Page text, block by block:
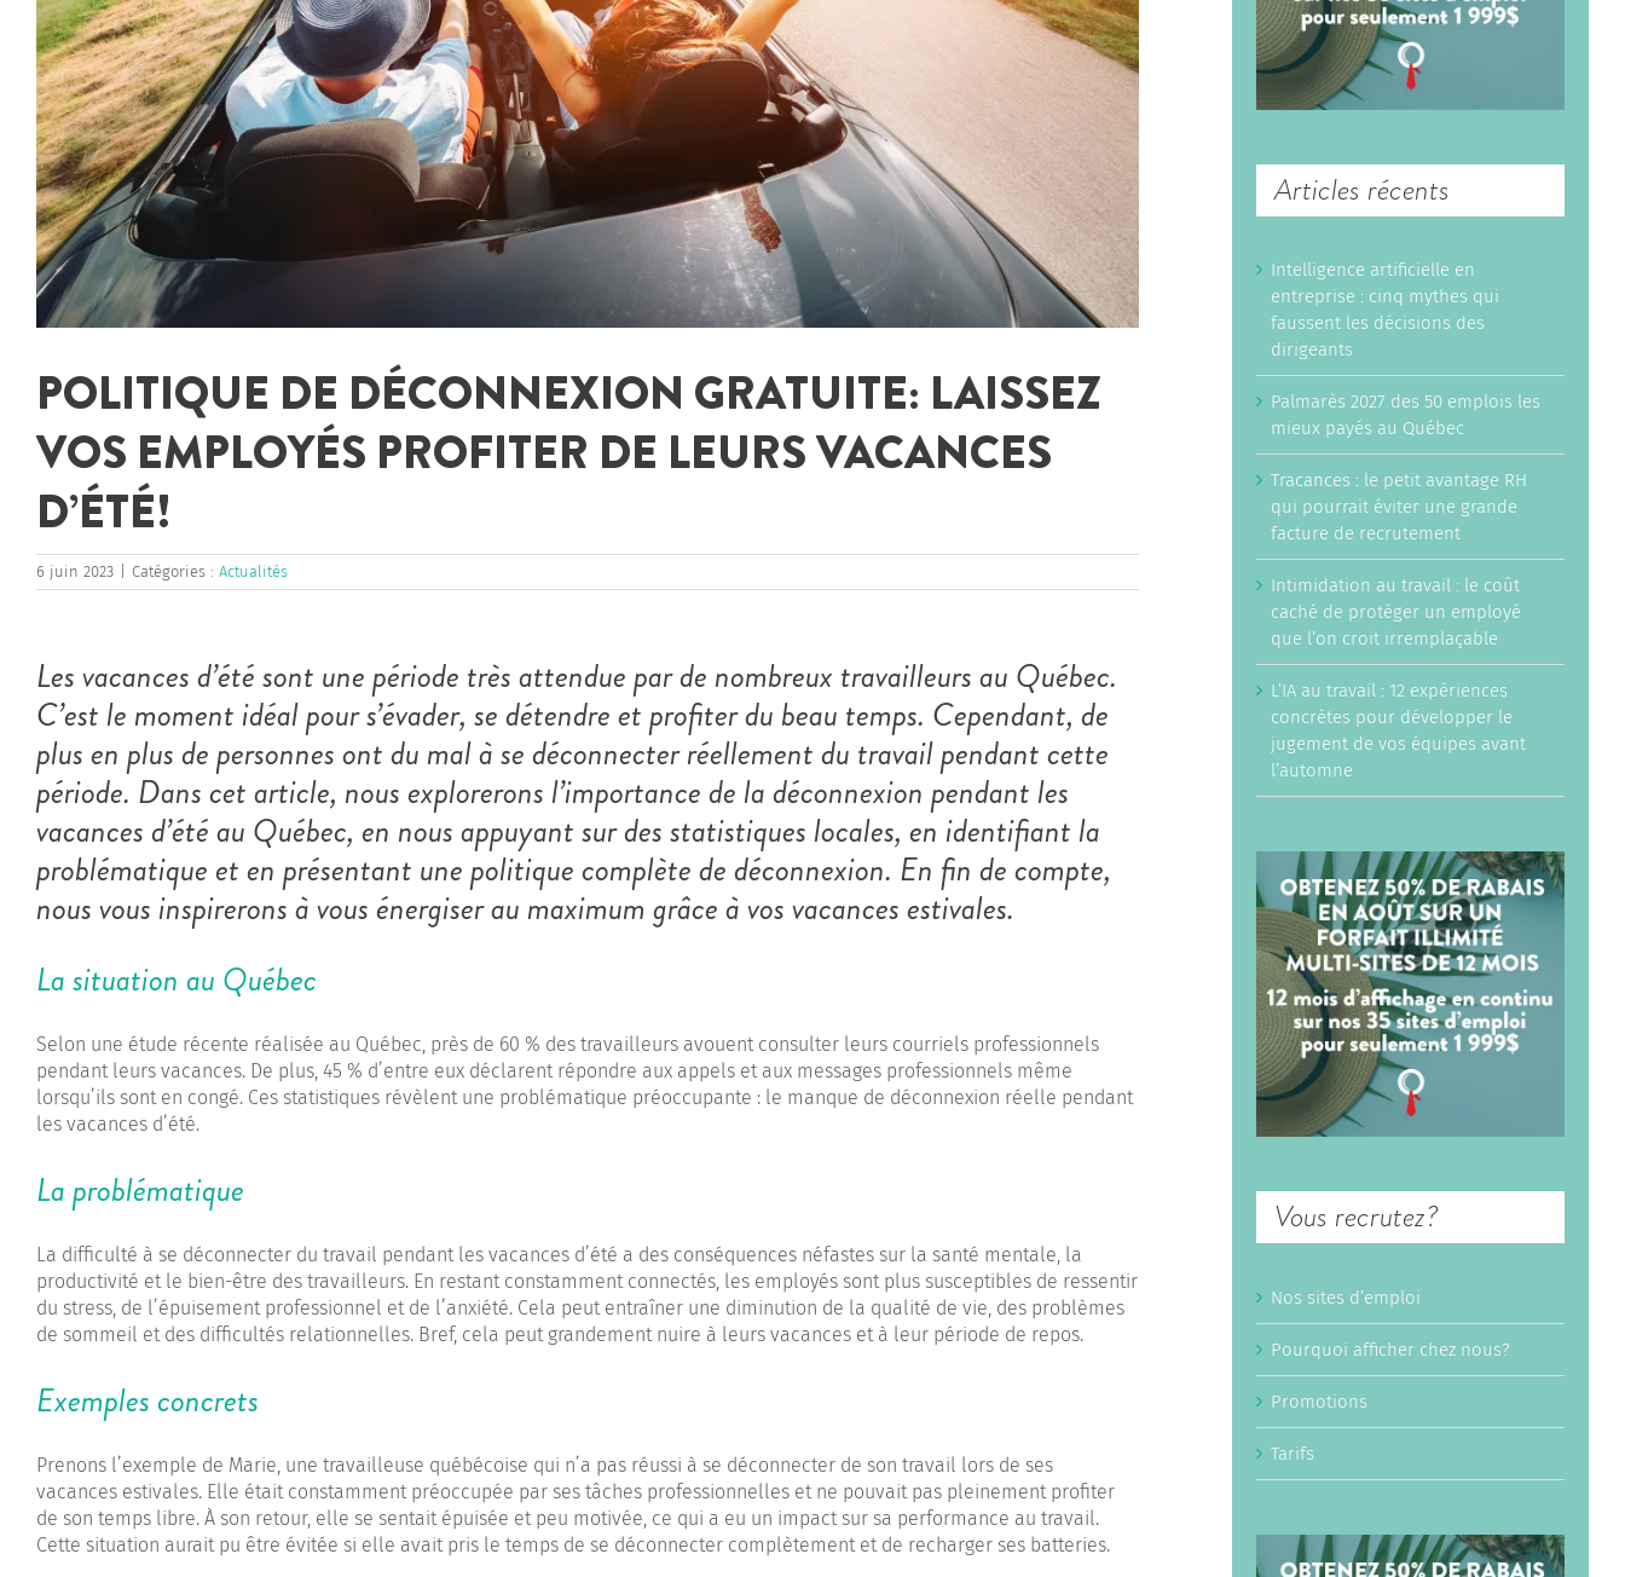
POLITIQUE DE DÉCONNEXION GRATUITE: LAISSEZ
VOS EMPLOYÉS PROFITER DE LEURS VACANCES
D’ÉTÉ!
6 juin 2023 Catégories : Actualités
Les vacances d’été sont une période très attendue par de nombreux travailleurs au Québec.
C’est le moment idéal pour s’évader, se détendre et profiter du beau temps. Cependant, de
plus en plus de personnes ont du mal à se déconnecter réellement du travail pendant cette
période. Dans cet article, nous explorerons l’importance de la déconnexion pendant les
vacances d’été au Québec, en nous appuyant sur des statistiques locales, en identifiant la
problématique et en présentant une politique complète de déconnexion. En fin de compte,
nous vous inspirerons à vous énergiser au maximum grâce à vos vacances estivales.
La situation au Québec
Selon une étude récente réalisée au Québec, près de 60 % des travailleurs avouent consulter leurs courriels professionnels
pendant leurs vacances. De plus, 45 % d’entre eux déclarent répondre aux appels et aux messages professionnels même
lorsqu’ils sont en congé. Ces statistiques révèlent une problématique préoccupante : le manque de déconnexion réelle pendant
les vacances d’été.
La problématique
La difficulté à se déconnecter du travail pendant les vacances d’été a des conséquences néfastes sur la santé mentale, la
productivité et le bien-être des travailleurs. En restant constamment connectés, les employés sont plus susceptibles de ressentir
du stress, de l’épuisement professionnel et de l’anxiété. Cela peut entraîner une diminution de la qualité de vie, des problèmes
de sommeil et des difficultés relationnelles. Bref, cela peut grandement nuire à leurs vacances et à leur période de repos.
Exemples concrets
Prenons l’exemple de Marie, une travailleuse québécoise qui n’a pas réussi à se déconnecter de son travail lors de ses
vacances estivales. Elle était constamment préoccupée par ses tâches professionnelles et ne pouvait pas pleinement profiter
de son temps libre. À son retour, elle se sentait épuisée et peu motivée, ce qui a eu un impact sur sa performance au travail.
Cette situation aurait pu être évitée si elle avait pris le temps de se déconnecter complètement et de recharger ses batteries.
Articles récents
Intelligence artificielle en
entreprise : cinq mythes qui
faussent les décisions des
dirigeants
Palmarès 2027 des 50 emplois les
mieux payés au Québec
Tracances : le petit avantage RH
qui pourrait éviter une grande
facture de recrutement
Intimidation au travail : le coût
caché de protéger un employé
que l’on croit irremplaçable
L’IA au travail : 12 expériences
concrètes pour développer le
jugement de vos équipes avant
l’automne
Vous recrutez?
Nos sites d’emploi
Pourquoi afficher chez nous?
Promotions
Tarifs